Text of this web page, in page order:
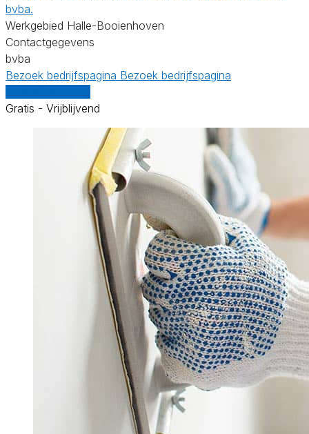
bvba.
Werkgebied Halle-Booienhoven
Contactgegevens
bvba
Bezoek bedrijfspagina Bezoek bedrijfspagina
Gratis - Vrijblijvend